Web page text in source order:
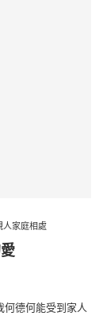
人家庭相處
何德何能受到家人